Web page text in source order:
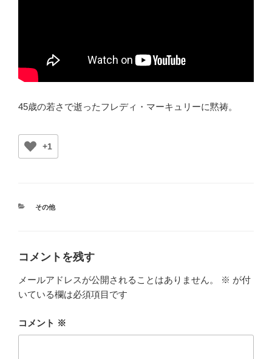
45歳の若さで逝ったフレディ・マーキュリーに黙祷。
+1
カ
その他
コメントを残す
メールアドレスが公開されることはありません。 ※ が付
いている欄は必須項目です
コメント ※